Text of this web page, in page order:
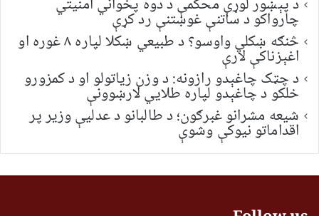
چارواکو د ساتنې غوښتنې رد کړې
څنګه ښکلي واوسو؟ د طبیعي ښکلا لپاره ۸ غوره او
اغېزناکې لارې
د چټک چاغېدو رازونه: د وزن زیاتولو او د کمزورو
خلکو د چاغېدو لپاره طلایي لارښوونې
شیعه مشرانو غبرګون؛ د طالبانو د عدلیې وزیر پر
اقداماتو نیوکې وشوې